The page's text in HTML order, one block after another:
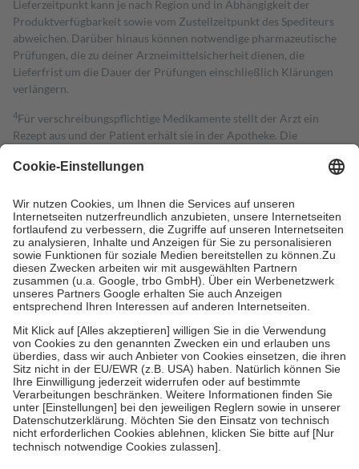
Lieferzeitpunkt kann je nach Region und in Abhängigkeit der
Produktverfügbarkeit sowie vom Zustellzeitpunkt des Spediteurs
abweichen. Darüber hinaus können notwendige pharmazeutische
Prüfungen, die zu deiner Arzneimittelsicherheit dienen, die
Lieferfrist um die Dauer der Prüfungen einschließlich Klärungen
verlängern.
4Für verschreibungspflichtige Medikamente stellt der Arzt ein
Rezept aus und der Patient erhält sie in der Apotheke. Die
Kosten dafür, der Versicherte trägt einen Teil davon als Zuzahlung
Grundsätzlich leisten Mitglieder Zuzahlungen in Höhe von zehn
Prozent des Abgabepreises,mindestensjedochfünf Euround
höchstens zehn Euro.Es sind jedoch nie mehr als die tatsächlichen
Kosten der Leistung zu entrichten.
Diese Regeln gelten grundsätzlich auch für Online-Apotheken.
Bei Heilmitteln und häuslicher Krankenpflege beträgt die
Zuzahlung zehn Prozent der Kosten sowie zehn Euro je
Um das Engagement der Versicherten für ihre eigene Gesundheit zu
stärken und die besondere Stellung der Familie zu unterstützen,
fallenkeine Zuzahlungen an bei:
• Kindern und Jugendlichen bis zum vollendeten 18. Lebensjahr
mit Ausnahme der Fahrkosten
• Untersuchungen zur Vorsorge und Früherkennung, die von der
GKV getragen werden
• empfohlenen Schutzimpfungen